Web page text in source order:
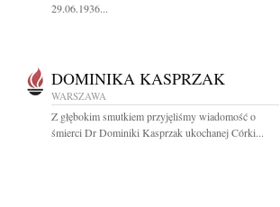
29.06.1936...
DOMINIKA KASPRZAK
WARSZAWA
Z głębokim smutkiem przyjęliśmy wiadomość o
śmierci Dr Dominiki Kasprzak ukochanej Córki...